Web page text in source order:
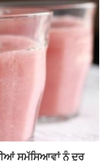
ਸਮੱਸਿਆਵਾਂ ਨੂੰ ਦੂਰ